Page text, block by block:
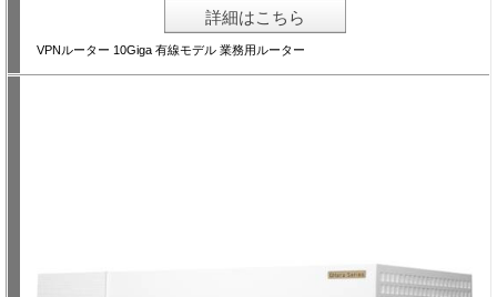
詳細はこちら
VPNルーター 10Giga 有線モデル 業務用ルーター